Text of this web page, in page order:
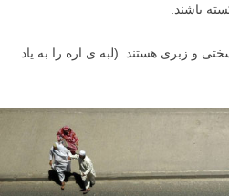
باشند.
و زبری هستند. (لبه ی اره را به یاد